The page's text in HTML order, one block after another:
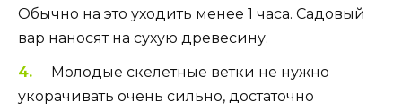
Обычно на это уходить менее 1 часа. Садовый
вар наносят на сухую древесину.
Молодые скелетные ветки не нужно
укорачивать очень сильно, достаточно